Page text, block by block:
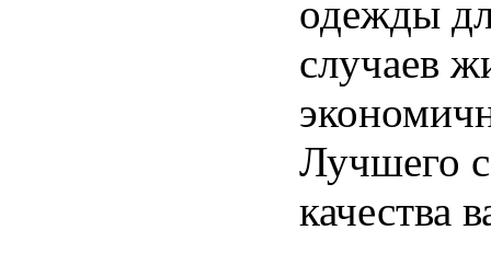
одежды
случаев
Лучшего
качества